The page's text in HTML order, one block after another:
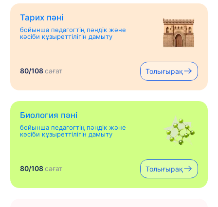
Тарих пәні
бойынша педагогтің пәндік және
кәсіби құзыреттілігін дамыту
80/108сағат Толығырақ
Биология пәні
бойынша педагогтің пәндік және
кәсіби құзыреттілігін дамыту
80/108сағат Толығырақ